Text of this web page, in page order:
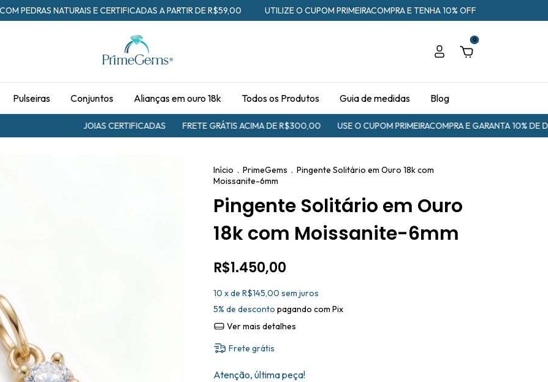
PEDRAS NATURAIS E CERTIFICADAS A PARTIR DE R$59,00 UTILIZE O CUPOM PRIMEIRACOMPRA E TENHA 10% OFF
0
Pulseiras Conjuntos Alianças em ouro 18k Todos os Produtos Guia de medidas Blog
JOIAS CERTIFICADAS FRETE GRÁTIS ACIMA DE R$300,00 USE O CUPOM PRIMEIRACOMPRA E GARANTA 10% DE
Início . PrimeGems . Pingente Solitário em Ouro 18k com
Moissanite-6mm
Pingente Solitário em Ouro
18k com Moissanite-6mm
R$1.450,00
10 x de R$145,00 sem juros
5% de desconto pagando com Pix
Ver mais detalhes
Frete grátis
Atenção, última peça!